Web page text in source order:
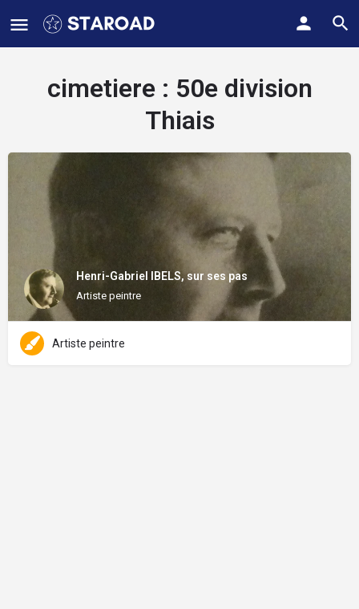
cimetiere : 50e division
Thiais
Henri-Gabriel IBELS, sur ses pas
Artiste peintre
Artiste peintre